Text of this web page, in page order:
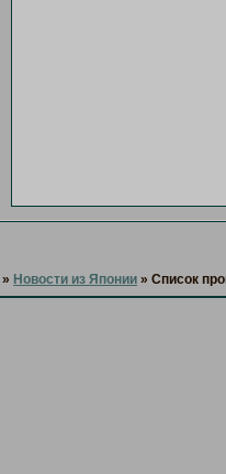
» Новости из Японии »Список